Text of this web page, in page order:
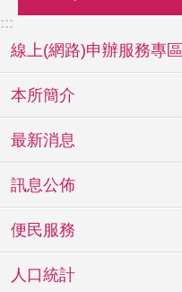
:::
線上(網路)申辦服務專區
本所簡介
最新消息
訊息公佈
便民服務
人口統計